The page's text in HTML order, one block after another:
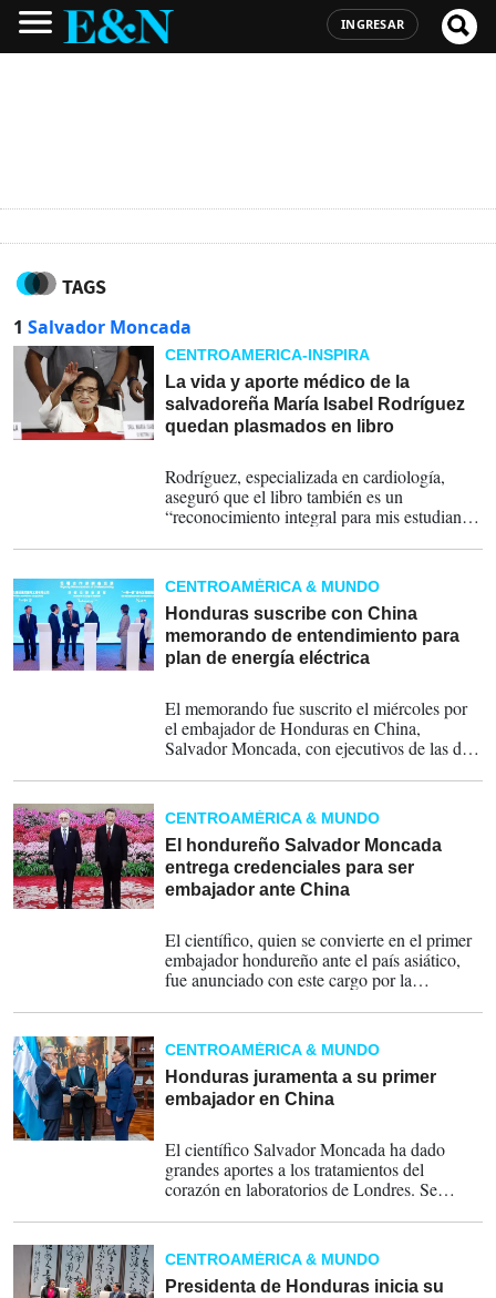
INGRESAR
TAGS
1 Salvador Moncada
CENTROAMERICA-INSPIRA
La vida y aporte médico de la
salvadoreña María Isabel Rodríguez
quedan plasmados en libro
Rodríguez, especializada en cardiología,
aseguró que el libro también es un
“reconocimiento integral para mis estudiantes
lo que he podido hacer y ser”.
CENTROAMÉRICA & MUNDO
Honduras suscribe con China
memorando de entendimiento para
plan de energía eléctrica
El memorando fue suscrito el miércoles por
el embajador de Honduras en China,
Salvador Moncada, con ejecutivos de las dos
CENTROAMÉRICA & MUNDO
El hondureño Salvador Moncada
entrega credenciales para ser
embajador ante China
El científico, quien se convierte en el primer
embajador hondureño ante el país asiático,
fue anunciado con este cargo por la
junio del 2023.
CENTROAMÉRICA & MUNDO
Honduras juramenta a su primer
embajador en China
El científico Salvador Moncada ha dado
grandes aportes a los tratamientos del
corazón en laboratorios de Londres. Se
China.
CENTROAMÉRICA & MUNDO
Presidenta de Honduras inicia su